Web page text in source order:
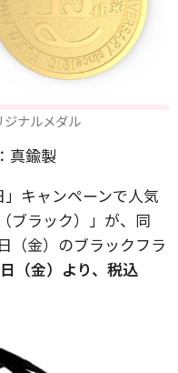
ナルメダル
鍮製
キャンペーンで人気
ブラック）」が、同
（金）のブラックフラ
（金）より、税込